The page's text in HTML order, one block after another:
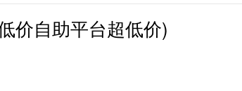
价自助平台超低价)